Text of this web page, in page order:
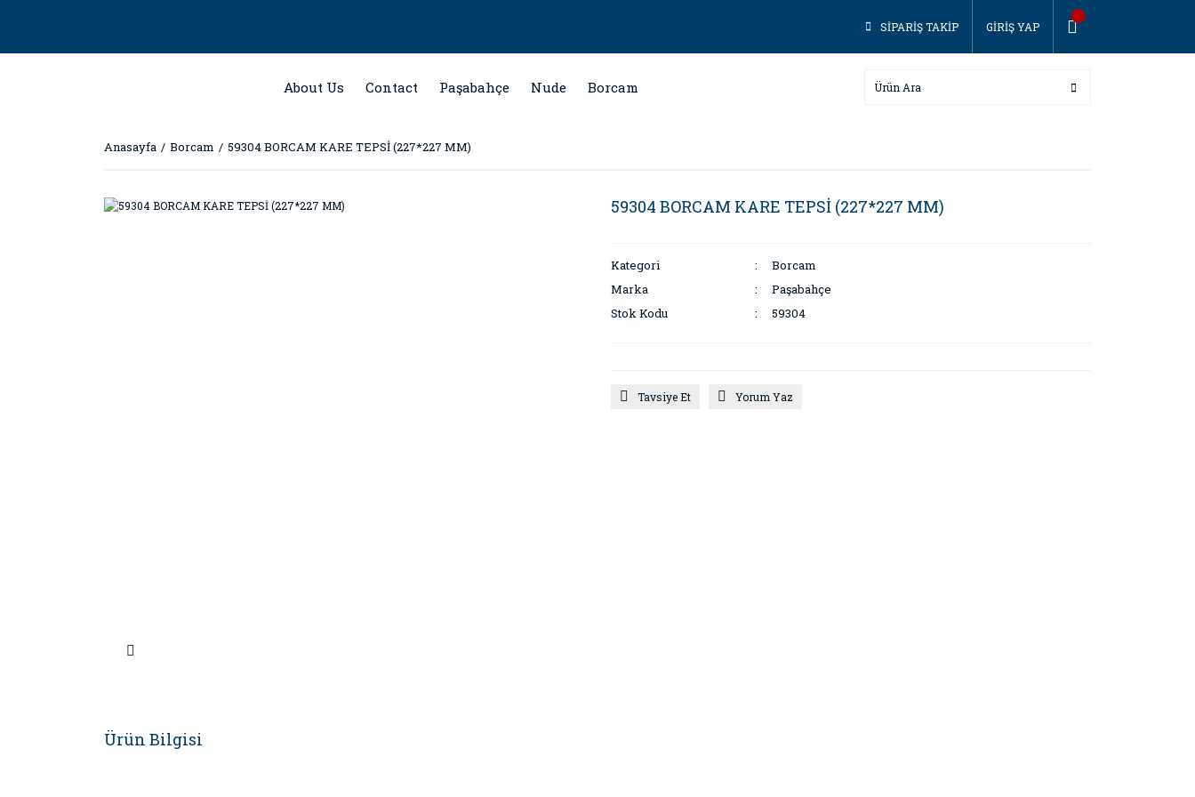
SİPARİŞ TAKİP GİRİŞ YAP
About Us Contact Paşabahçe Nude Borcam
Anasayfa Borcam 59304 BORCAM KARE TEPSİ (227*227 MM)
59304 BORCAM KARE TEPSİ (227*227 MM)
Kategori
Borcam
Marka
Paşabahçe
Stok Kodu
59304
Tavsiye Et Yorum Yaz
Ürün Bilgisi